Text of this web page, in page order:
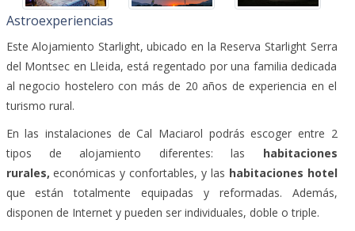
Astroexperiencias
Este Alojamiento Starlight, ubicado en la Reserva Starlight Serra
del Montsec en Lleida, está regentado por una familia dedicada
al negocio hostelero con más de 20 años de experiencia en el
turismo rural.
En las instalaciones de Cal Maciarol podrás escoger entre 2
tipos de alojamiento diferentes: las habitaciones
rurales, económicas y confortables, y las habitaciones hotel
que están totalmente equipadas y reformadas. Además,
disponen de Internet y pueden ser individuales, doble o triple.